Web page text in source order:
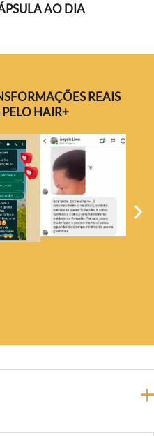
AO DIA
REAIS
HAIR+